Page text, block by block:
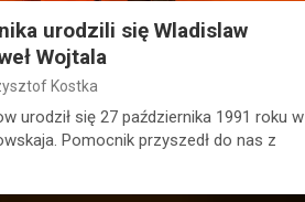
urodzili się Wladislaw
Wojtala
Kostka
urodził się 27 października 1991 roku w
Pomocnik przyszedł do nas z